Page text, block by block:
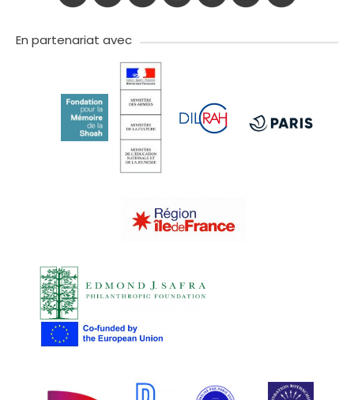
En partenariat avec